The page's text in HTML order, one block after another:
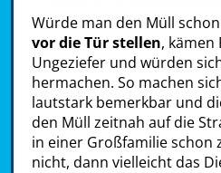
Würde man den Müll schon
vor die Tür stellen, kämen
Ungeziefer und würden
hermachen. So machen
lautstark bemerkbar und
den Müll zeitnah auf die
in einer Großfamilie schon
nicht, dann vielleicht das